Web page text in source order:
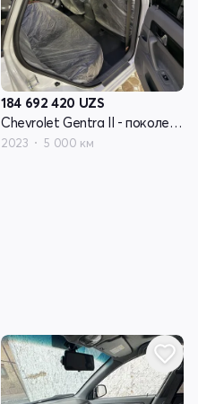
184 692 420 UZS
Chevrolet Gentra II - поколение
2023 5 000 км